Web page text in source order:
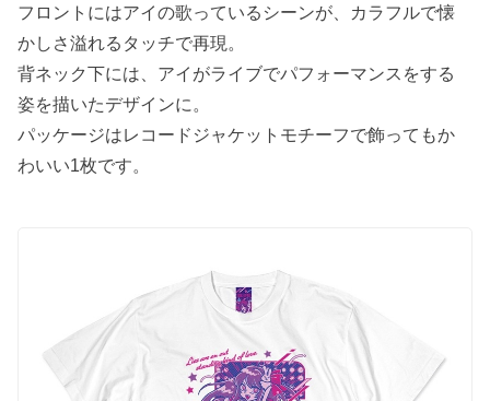
フロントにはアイの歌っているシーンが、カラフルで懐
かしさ溢れるタッチで再現。
背ネック下には、アイがライブでパフォーマンスをする
姿を描いたデザインに。
パッケージはレコードジャケットモチーフで飾ってもか
わいい1枚です。